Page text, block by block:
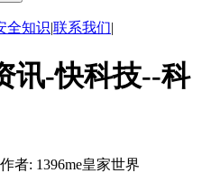
全知识|联系我们|
讯-快科技--科
者: 1396me皇家世界